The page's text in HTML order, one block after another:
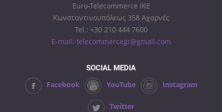
Euro-Telecommerce IKE
Κωνσταντινουπόλεως 358 Αχαρνές
Tel.: +30 210 444 7600
E-mail: telecommercegr@gmail.com
SOCIAL MEDIA
Facebook YouTube Instagram
Twitter